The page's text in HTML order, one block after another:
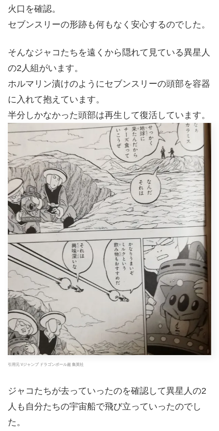
火口を確認。
セブンスリーの形跡も何もなく安心するのでした。
そんなジャコたちを遠くから隠れて見ている異星人
の2人組がいます。
ホルマリン漬けのようにセブンスリーの頭部を容器
に入れて抱えています。
半分しかなかった頭部は再生して復活しています。
引用元 Vジャンプ ドラゴンボール超 集英社
ジャコたちが去っていったのを確認して異星人の2
人も自分たちの宇宙船で飛び立っていったのでし
た。